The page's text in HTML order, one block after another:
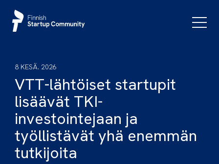
sisältöön
8 KESÄ. 2026
VTT-lähtöiset startupit
lisäävät TKI-
investointejaan ja
työllistävät yhä enemmän
tutkijoita